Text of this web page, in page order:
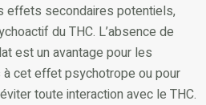
effets secondaires potentiels,
du THC. L’absence de
est un avantage pour les
cet effet psychotrope ou pour
toute interaction avec le THC.